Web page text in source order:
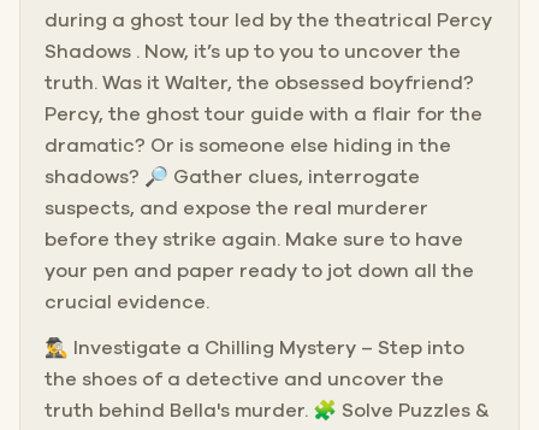
during a ghost tour led by the theatrical Percy
Shadows . Now, it’s up to you to uncover the
truth. Was it Walter, the obsessed boyfriend?
Percy, the ghost tour guide with a flair for the
dramatic? Or is someone else hiding in the
shadows? 🔎 Gather clues, interrogate
suspects, and expose the real murderer
before they strike again. Make sure to have
your pen and paper ready to jot down all the
crucial evidence.
🕵️‍♂️ Investigate a Chilling Mystery – Step into
the shoes of a detective and uncover the
truth behind Bella's murder. 🧩 Solve Puzzles &